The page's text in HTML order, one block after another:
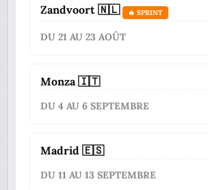
Zandvoort 🇳🇱 🔥 SPRINT
DU 21 AU 23 AOÛT
Monza 🇮🇹
DU 4 AU 6 SEPTEMBRE
Madrid 🇪🇸
DU 11 AU 13 SEPTEMBRE